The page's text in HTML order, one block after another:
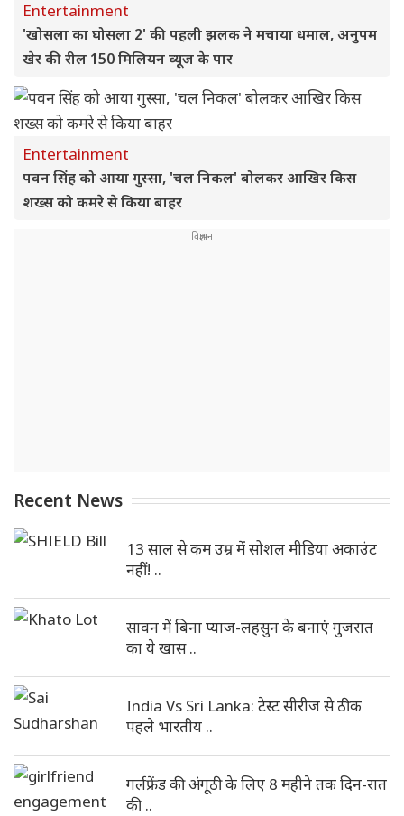
Entertainment
'खोसला का घोसला 2' की पहली झलक ने मचाया धमाल, अनुपम
खेर की रील 150 मिलियन व्यूज के पार
Entertainment
पवन सिंह को आया गुस्सा, 'चल निकल' बोलकर आखिर किस
शख्स को कमरे से किया बाहर
Recent News
13 साल से कम उम्र में सोशल मीडिया अकाउंट
नहीं! ..
सावन में बिना प्याज-लहसुन के बनाएं गुजरात
का ये खास ..
India Vs Sri Lanka: टेस्ट सीरीज से ठीक
पहले भारतीय ..
गर्लफ्रेंड की अंगूठी के लिए 8 महीने तक दिन-रात
की ..